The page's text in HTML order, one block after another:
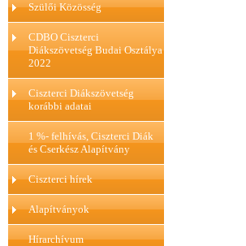
Szülői Közösség
CDBO Ciszterci
Diákszövetség Budai Osztálya
2022
Ciszterci Diákszövetség
korábbi adatai
1 %- felhívás, Ciszterci Diák
és Cserkész Alapítvány
Ciszterci hírek
Alapítványok
Hírarchívum